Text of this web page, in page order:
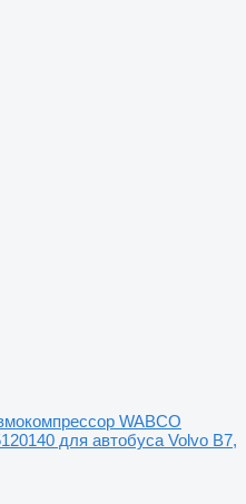
WABCO
для автобуса Volvo B7,